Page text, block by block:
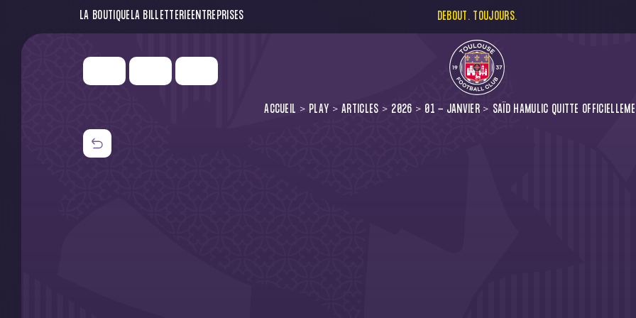
LA BOUTIQUELA BILLETTERIEENTREPRISES DEBOUT. TOUJOURS.
ACCUEIL PLAY ARTICLES 2026 01 - JANVIER SAÏD HAMULIC QUITTE